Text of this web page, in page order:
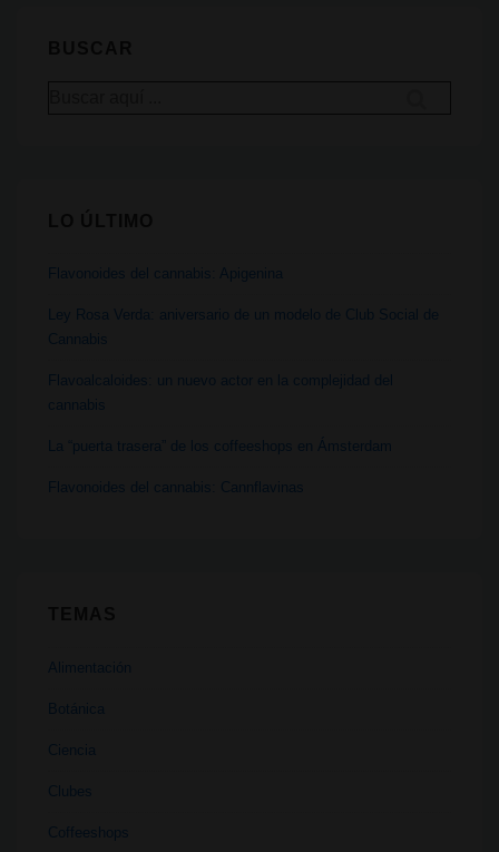
Flavonoides del cannabis: Apigenina
Ley Rosa Verda: aniversario de un modelo de Club Social de
Cannabis
Flavoalcaloides: un nuevo actor en la complejidad del
cannabis
La “puerta trasera” de los coffeeshops en Ámsterdam
Flavonoides del cannabis: Cannflavinas
Alimentación
Botánica
Ciencia
Clubes
Coffeeshops